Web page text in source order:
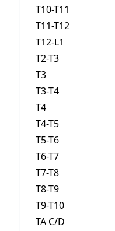
T10-T11
T11-T12
T12-L1
T2-T3
T3
T3-T4
T4
T4-T5
T5-T6
T6-T7
T7-T8
T8-T9
T9-T10
TA C/D